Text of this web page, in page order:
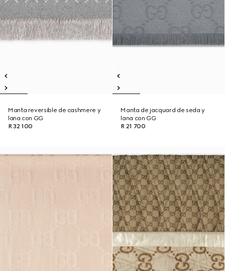
Manta reversible de cashmere y
lana con GG
R 32 100
Manta de jacquard de seda y
lana con GG
R 21 700